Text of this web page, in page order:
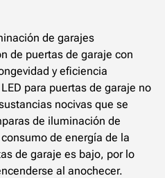
de garajes
de puertas de garaje con
y eficiencia
para puertas de garaje no
nocivas que se
de iluminación de
de energía de la
de garaje es bajo, por lo
al anochecer.